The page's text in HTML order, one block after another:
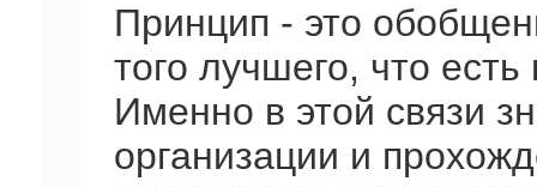
Принцип - это
того лучшего, что
Именно в этой связи
организации и